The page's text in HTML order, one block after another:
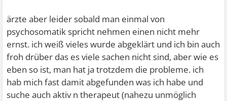
ärzte aber leider sobald man einmal von
psychosomatik spricht nehmen einen nicht mehr
ernst. ich weiß vieles wurde abgeklärt und ich bin auch
froh drüber das es viele sachen nicht sind, aber wie es
eben so ist, man hat ja trotzdem die probleme. ich
hab mich fast damit abgefunden was ich habe und
suche auch aktiv n therapeut (nahezu unmöglich